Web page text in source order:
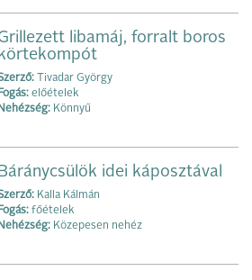
libamáj, forralt boros
körtekompót
Tivadar György
Fogás: előételek
Nehézség: Könnyű
Báránycsülök idei káposztával
Kalla Kálmán
Fogás: főételek
Nehézség: Közepesen nehéz